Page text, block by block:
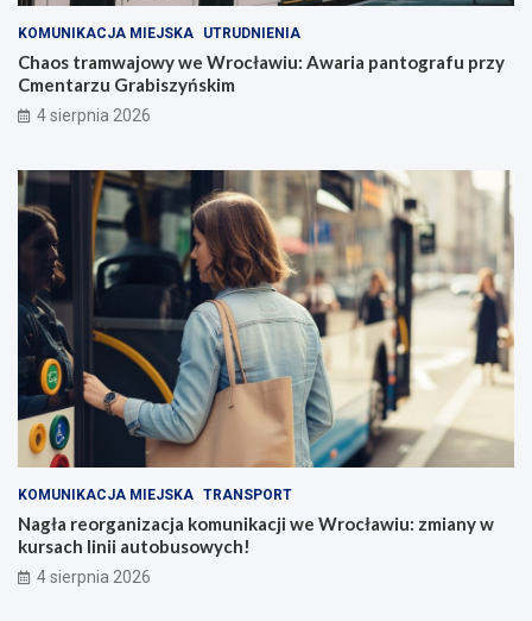
KOMUNIKACJA MIEJSKA UTRUDNIENIA
Chaos tramwajowy we Wrocławiu: Awaria pantografu przy
Cmentarzu Grabiszyńskim
4 sierpnia 2026
KOMUNIKACJA MIEJSKA TRANSPORT
Nagła reorganizacja komunikacji we Wrocławiu: zmiany w
kursach linii autobusowych!
4 sierpnia 2026